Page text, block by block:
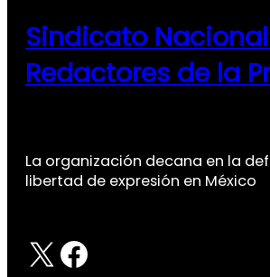
Sindicato
Redactores de la
La organización decana en la
libertad de expresión en México
X Facebook